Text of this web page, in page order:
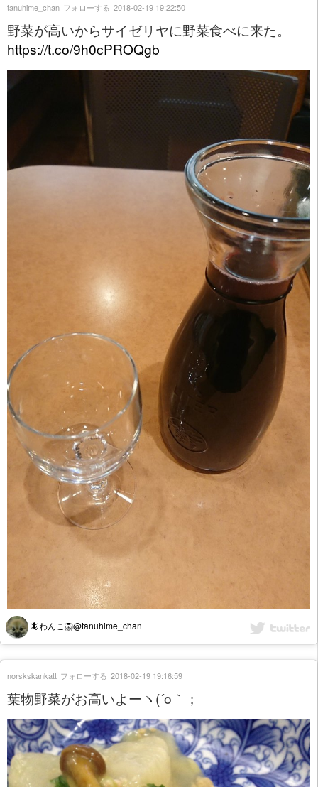
野菜が高いからサイゼリヤに野菜食べに来た。
https://t.co/9h0cPROQgb
🦎わんこ🦁@tanuhime_chan
tanuhime_chan フォローする 2018-02-19 19:22:50
葉物野菜がお高いよーヽ(´o｀；
norskskankatt フォローする 2018-02-19 19:16:59